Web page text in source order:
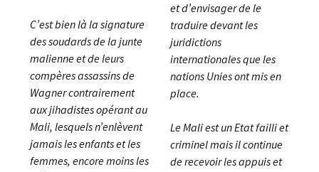
C’est bien là la signature
des soudards de la junte
malienne et de leurs
compères assassins de
Wagner contrairement
aux jihadistes opérant au
Mali, lesquels n’enlèvent
jamais les enfants et les
femmes, encore moins les
et d’envisager de le
traduire devant les
juridictions
internationales que les
nations Unies ont mis en
place.
Le Mali est un Etat failli et
criminel mais il continue
de recevoir les appuis et